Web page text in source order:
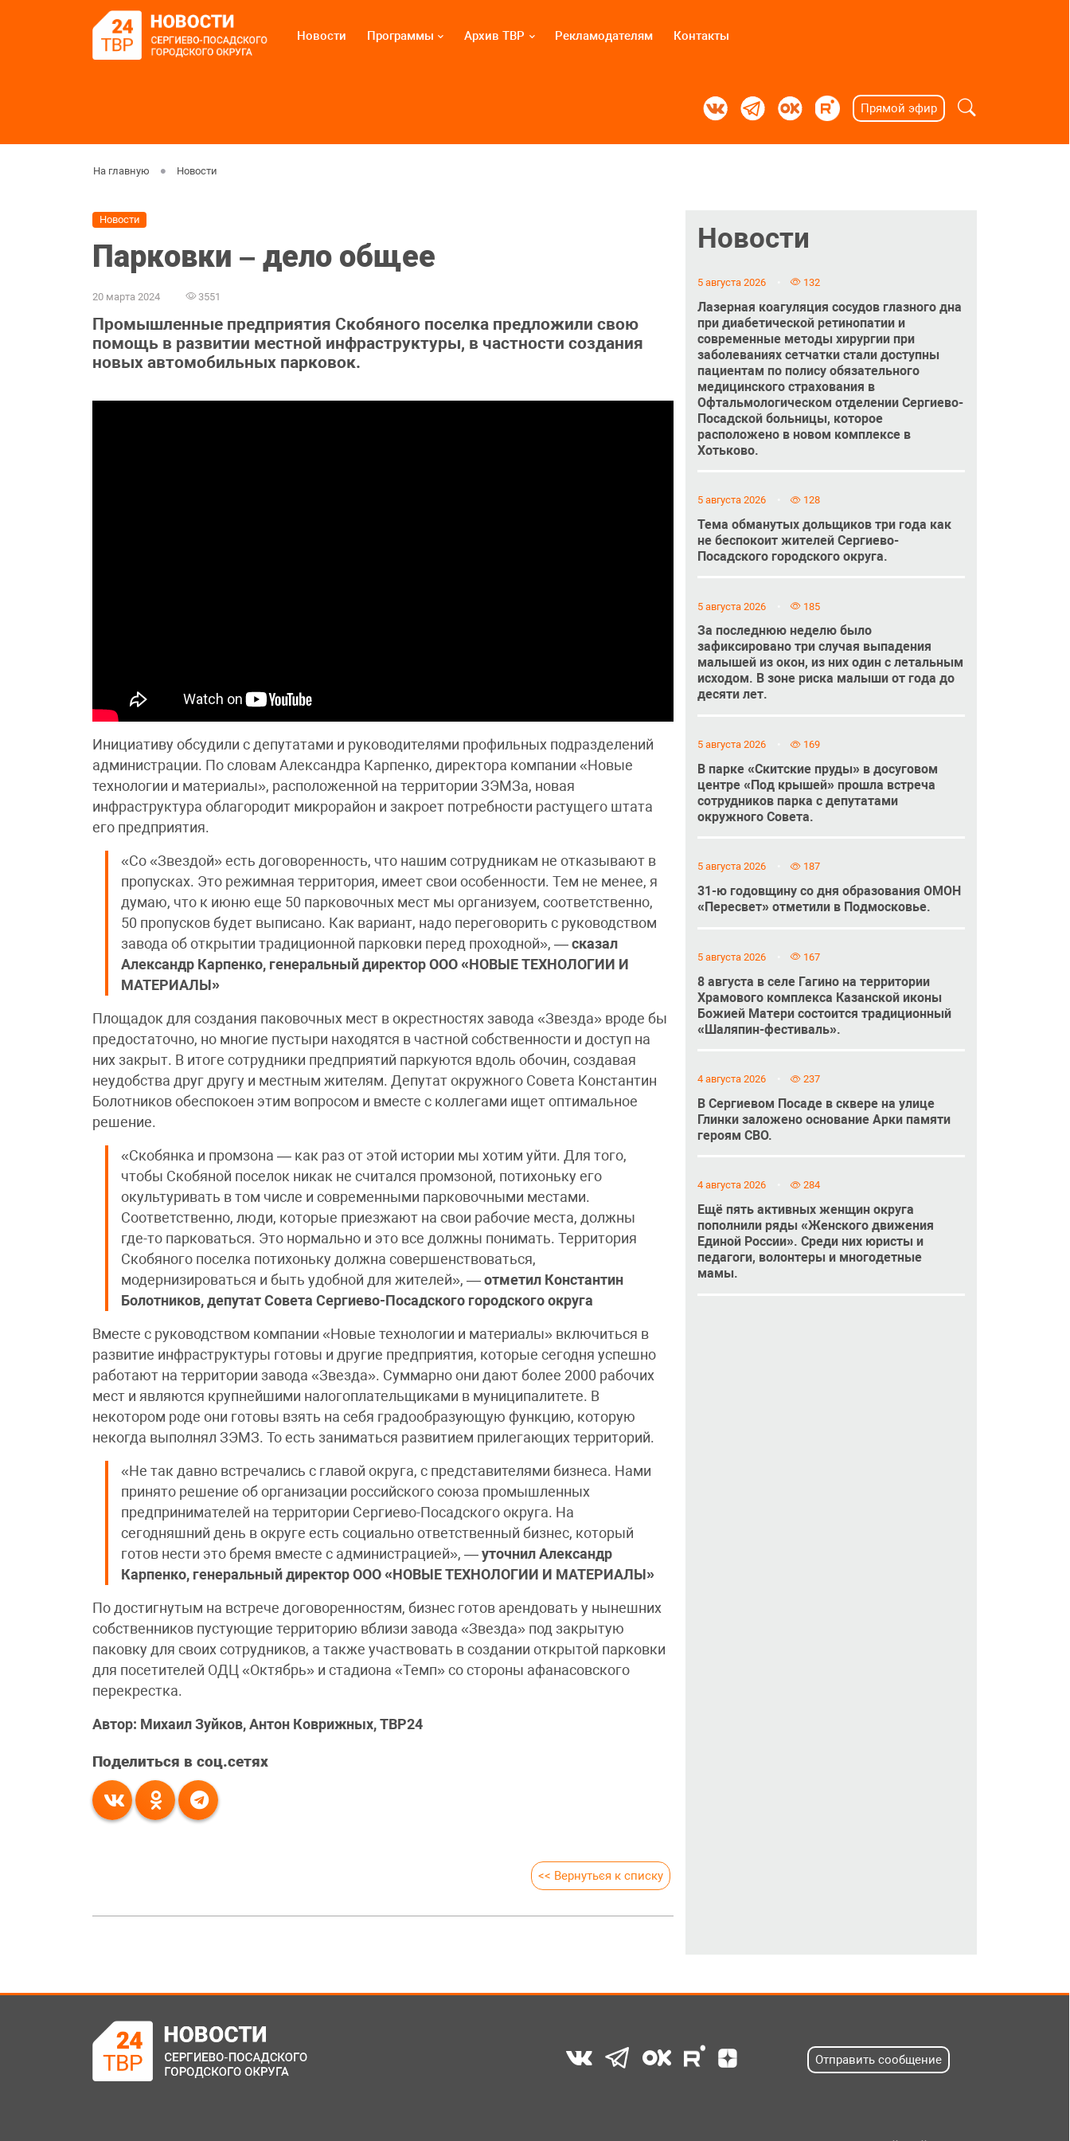
Новости Программы Архив ТВР Рекламодателям Контакты
Прямой эфир
На главную Новости
Новости
Парковки – дело общее
20 марта 2024 3551
Промышленные предприятия Скобяного поселка предложили свою
помощь в развитии местной инфраструктуры, в частности создания
новых автомобильных парковок.
Инициативу обсудили с депутатами и руководителями профильных подразделений
администрации. По словам Александра Карпенко, директора компании «Новые
технологии и материалы», расположенной на территории ЗЭМЗа, новая
инфраструктура облагородит микрорайон и закроет потребности растущего штата
его предприятия.
«Со «Звездой» есть договоренность, что нашим сотрудникам не отказывают в
пропусках. Это режимная территория, имеет свои особенности. Тем не менее, я
думаю, что к июню еще 50 парковочных мест мы организуем, соответственно,
50 пропусков будет выписано. Как вариант, надо переговорить с руководством
завода об открытии традиционной парковки перед проходной», —сказал
Александр Карпенко, генеральный директор ООО «НОВЫЕ ТЕХНОЛОГИИ И
МАТЕРИАЛЫ»
Площадок для создания паковочных мест в окрестностях завода «Звезда» вроде бы
предостаточно, но многие пустыри находятся в частной собственности и доступ на
них закрыт. В итоге сотрудники предприятий паркуются вдоль обочин, создавая
неудобства друг другу и местным жителям. Депутат окружного Совета Константин
Болотников обеспокоен этим вопросом и вместе с коллегами ищет оптимальное
решение.
«Скобянка и промзона — как раз от этой истории мы хотим уйти. Для того,
чтобы Скобяной поселок никак не считался промзоной, потихоньку его
окультуривать в том числе и современными парковочными местами.
Соответственно, люди, которые приезжают на свои рабочие места, должны
где-то парковаться. Это нормально и это все должны понимать. Территория
Скобяного поселка потихоньку должна совершенствоваться,
модернизироваться и быть удобной для жителей», —отметил Константин
Болотников, депутат Совета Сергиево-Посадского городского округа
Вместе с руководством компании «Новые технологии и материалы» включиться в
развитие инфраструктуры готовы и другие предприятия, которые сегодня успешно
работают на территории завода «Звезда». Суммарно они дают более 2000 рабочих
мест и являются крупнейшими налогоплательщиками в муниципалитете. В
некотором роде они готовы взять на себя градообразующую функцию, которую
некогда выполнял ЗЭМЗ. То есть заниматься развитием прилегающих территорий.
«Не так давно встречались с главой округа, с представителями бизнеса. Нами
принято решение об организации российского союза промышленных
предпринимателей на территории Сергиево-Посадского округа. На
сегодняшний день в округе есть социально ответственный бизнес, который
готов нести это бремя вместе с администрацией», —уточнил Александр
Карпенко, генеральный директор ООО «НОВЫЕ ТЕХНОЛОГИИ И МАТЕРИАЛЫ»
По достигнутым на встрече договоренностям, бизнес готов арендовать у нынешних
собственников пустующие территорию вблизи завода «Звезда» под закрытую
паковку для своих сотрудников, а также участвовать в создании открытой парковки
для посетителей ОДЦ «Октябрь» и стадиона «Темп» со стороны афанасовского
перекрестка.
Автор: Михаил Зуйков, Антон Коврижных, ТВР24
Поделиться в соц.сетях
<< Вернуться к списку
Новости
5 августа 2026 132
Лазерная коагуляция сосудов глазного дна
при диабетической ретинопатии и
современные методы хирургии при
заболеваниях сетчатки стали доступны
пациентам по полису обязательного
медицинского страхования в
Офтальмологическом отделении Сергиево-
Посадской больницы, которое
расположено в новом комплексе в
Хотьково.
5 августа 2026 128
Тема обманутых дольщиков три года как
не беспокоит жителей Сергиево-
Посадского городского округа.
5 августа 2026 185
За последнюю неделю было
зафиксировано три случая выпадения
малышей из окон, из них один с летальным
исходом. В зоне риска малыши от года до
десяти лет.
5 августа 2026 169
В парке «Скитские пруды» в досуговом
центре «Под крышей» прошла встреча
сотрудников парка с депутатами
окружного Совета.
5 августа 2026 187
31-ю годовщину со дня образования ОМОН
«Пересвет» отметили в Подмосковье.
5 августа 2026 167
8 августа в селе Гагино на территории
Храмового комплекса Казанской иконы
Божией Матери состоится традиционный
«Шаляпин-фестиваль».
4 августа 2026 237
В Сергиевом Посаде в сквере на улице
Глинки заложено основание Арки памяти
героям СВО.
4 августа 2026 284
Ещё пять активных женщин округа
пополнили ряды «Женского движения
Единой России». Среди них юристы и
педагоги, волонтеры и многодетные
мамы.
Отправить сообщение